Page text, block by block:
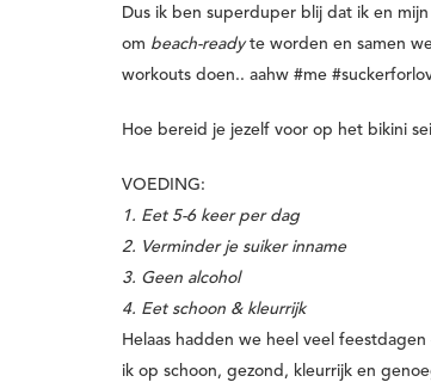
Dus ik ben superduper blij dat ik en
om beach-readyte worden en samen
workouts doen.. aahw #me
Hoe bereid je jezelf voor op het bikini
VOEDING:
1. Eet 5-6 keer per dag
2. Verminder je suiker inname
3. Geen alcohol
4. Eet schoon & kleurrijk
Helaas hadden we heel veel
ik op schoon, gezond, kleurrijk en